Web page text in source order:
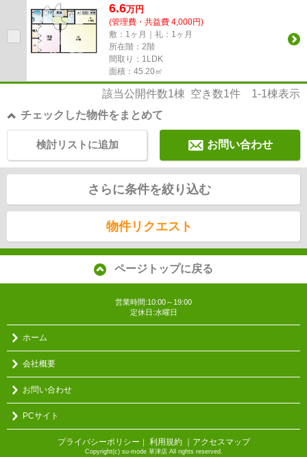
6.6万円
(管理費・共益費 4,000円)
敷：1ヶ月｜礼：1ヶ月
所在階：2階
間取り：1LDK
面積：45.20㎡
該当公開件数1棟 空き数1件 1-1棟表示
チェックした物件をまとめて
お問い合わせ
検討リストに追加
さらに条件を絞り込む
物件リクエスト
ページトップに戻る
営業時間:10:00～19:00
定休日:水曜日
ホーム
会社概要
お問い合わせ
PCサイト
プライバシーポリシー ｜ 利用規約 ｜アクセスマップ
Copyright(c) su-mode 草津店 All rights reserved.